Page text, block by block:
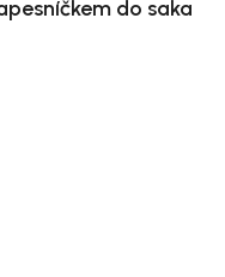
do saka